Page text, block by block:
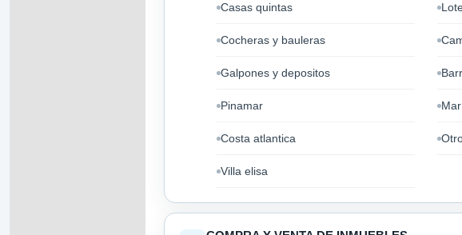
Casas quintas
Cocheras y bauleras
Galpones y depositos
Pinamar
Costa atlantica
Villa elisa